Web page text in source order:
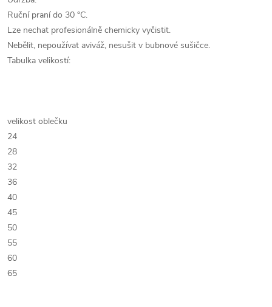
Ruční praní do 30 °C.
Lze nechat profesionálně chemicky vyčistit.
Nebělit, nepoužívat aviváž, nesušit v bubnové sušičce.
Tabulka velikostí:
velikost oblečku
24
28
32
36
40
45
50
55
60
65